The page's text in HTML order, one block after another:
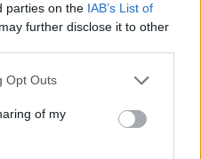
parties on the IAB’s List of
further disclose it to other
uses one or more Google
behaviour. You may click to
and its third-party tags to
purposes in below Google
Opt Outs
of my